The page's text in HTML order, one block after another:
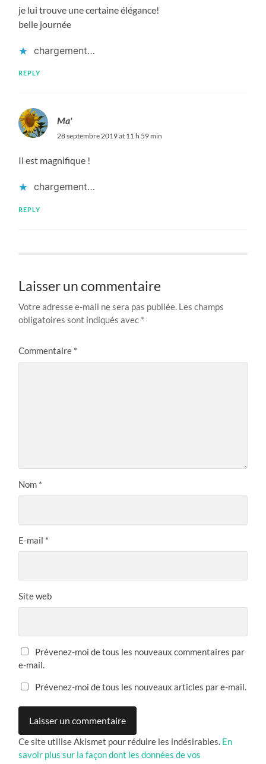
je lui trouve une certaine élégance!
belle journée
chargement…
REPLY
Ma'
28 septembre 2019 at 11 h 59 min
Il est magnifique !
chargement…
REPLY
Laisser un commentaire
Votre adresse e-mail ne sera pas publiée. Les champs
obligatoires sont indiqués avec *
Commentaire *
Nom *
E-mail *
Site web
Prévenez-moi de tous les nouveaux commentaires par
e-mail.
Prévenez-moi de tous les nouveaux articles par e-mail.
Ce site utilise Akismet pour réduire les indésirables. En
savoir plus sur la façon dont les données de vos